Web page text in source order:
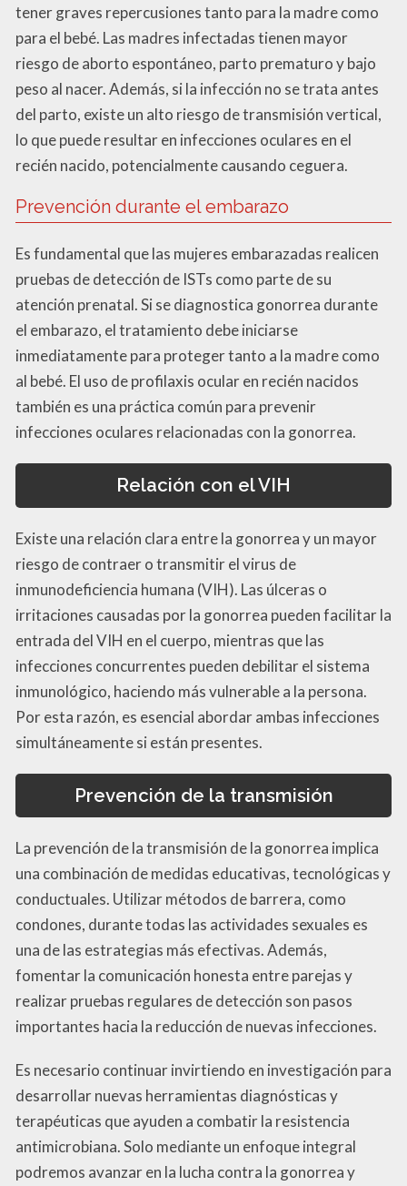
tener graves repercusiones tanto para la madre como
para el bebé. Las madres infectadas tienen mayor
riesgo de aborto espontáneo, parto prematuro y bajo
peso al nacer. Además, si la infección no se trata antes
del parto, existe un alto riesgo de transmisión vertical,
lo que puede resultar en infecciones oculares en el
recién nacido, potencialmente causando ceguera.
Prevención durante el embarazo
Es fundamental que las mujeres embarazadas realicen
pruebas de detección de ISTs como parte de su
atención prenatal. Si se diagnostica gonorrea durante
el embarazo, el tratamiento debe iniciarse
inmediatamente para proteger tanto a la madre como
al bebé. El uso de profilaxis ocular en recién nacidos
también es una práctica común para prevenir
infecciones oculares relacionadas con la gonorrea.
Relación con el VIH
Existe una relación clara entre la gonorrea y un mayor
riesgo de contraer o transmitir el virus de
inmunodeficiencia humana (VIH). Las úlceras o
irritaciones causadas por la gonorrea pueden facilitar la
entrada del VIH en el cuerpo, mientras que las
infecciones concurrentes pueden debilitar el sistema
inmunológico, haciendo más vulnerable a la persona.
Por esta razón, es esencial abordar ambas infecciones
simultáneamente si están presentes.
Prevención de la transmisión
La prevención de la transmisión de la gonorrea implica
una combinación de medidas educativas, tecnológicas y
conductuales. Utilizar métodos de barrera, como
condones, durante todas las actividades sexuales es
una de las estrategias más efectivas. Además,
fomentar la comunicación honesta entre parejas y
realizar pruebas regulares de detección son pasos
importantes hacia la reducción de nuevas infecciones.
Es necesario continuar invirtiendo en investigación para
desarrollar nuevas herramientas diagnósticas y
terapéuticas que ayuden a combatir la resistencia
antimicrobiana. Solo mediante un enfoque integral
podremos avanzar en la lucha contra la gonorrea y